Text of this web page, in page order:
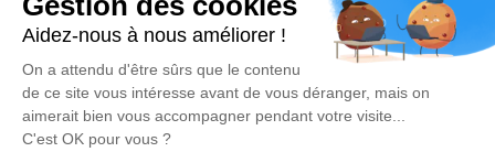
honorer la mémoire de Suzanne PATARD.
Un service de plantation d’arbre hommage estdisponible